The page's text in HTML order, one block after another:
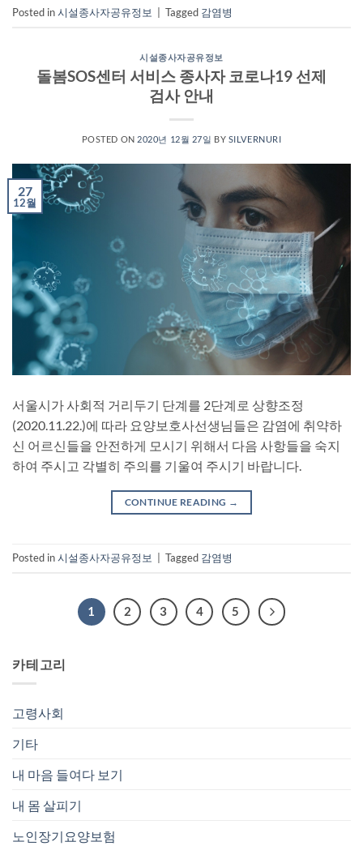
Posted in시설종사자공유정보 Tagged 감염병
시설종사자공유정보
돌봄SOS센터 서비스 종사자 코로나19 선제
검사 안내
POSTED ON 2020년 12월 27일 BY SILVERNURI
27
12월
서울시가 사회적 거리두기 단계를 2단계로 상향조정
(2020.11.22.)에 따라 요양보호사선생님들은 감염에 취약하
신 어르신들을 안전하게 모시기 위해서 다음 사항들을 숙지
하여 주시고 각별히 주의를 기울여 주시기 바랍니다.
CONTINUE READING →
Posted in시설종사자공유정보 Tagged 감염병
1 2 3 4 5
카테고리
고령사회
기타
내 마음 들여다 보기
내 몸 살피기
노인장기요양보험